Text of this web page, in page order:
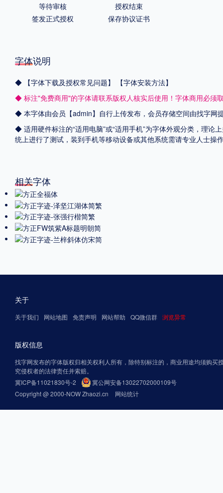
等待审核
签发正式授权
授权结束
保存协议证书
字体说明
◆ 【字体下载及授权常见问题】
【字体安装方法】
◆ 标注"免费商用"的字体请联系版权人核实后使用！字体商用必须
◆ 本字体由会员【admin】自行上传发布，会员存储空间由找字网
◆ 适用硬件标注的“适用电脑”或“适用手机”为字体外观分类，理论
统上进行了测试，装到手机等移动设备或其他系统需请专业人士
相关字体
关于
关于我们 网站地图 免责声明 网站帮助 QQ微信群 浏览异常
版权信息
找字网发布的字体版权归相关权利人所有，除特别标注的，商业用途均须购买
究侵权者的法律责任并索赔。
冀ICP备11021830号-2
冀公网安备13022702000109号
Copyright @ 2000-NOW Zhaozi.cn
网站统计